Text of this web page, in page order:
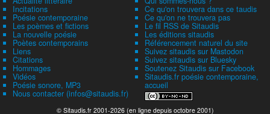
Incitations
Poésie contemporaine
Les poèmes et fictions
La nouvelle poésie
Poètes contemporains
Liens
Citations
Hommages
Vidéos
Poésie sonore, MP3
Nous contacter (infos@sitaudis.fr)
Ce qu'on trouvera dans ce taudis
Ce qu'on ne trouvera pas
Le fil RSS de Sitaudis
Les éditions sitaudis
Référencement naturel du site
Suivez sitaudis sur Mastodon
Suivez sitaudis sur Bluesky
Soutenez Sitaudis sur Facebook
Sitaudis.fr poésie contemporaine,
accueil
© Sitaudis.fr 2001-2026 (en ligne depuis octobre 2001)